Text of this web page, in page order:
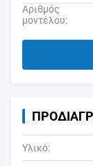
Αριθμός
μοντέλου:
Υλικό: